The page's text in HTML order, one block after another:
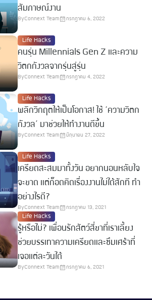
สัมภาษณ์งาน
ByConnext Team กรกฎาคม 6, 2022
Life Hacks
คนรุ่น Millennials Gen Z และความ
วิตกกังวลจากรุ่นสู่รุ่น
ByConnext Team กรกฎาคม 4, 2022
Life Hacks
พลิกวิกฤตให้เป็นโอกาส! ใช้ ‘ความวิตก
กังวล’ มาช่วยให้ทำงานดีขึ้น
ByConnext Team มิถุนายน 27, 2022
Life Hacks
เครียดสะสมมาทั้งวัน อยากนอนหลับใจ
จะขาด แต่ก็อดคิดเรื่องงานไม่ได้สักที ทำ
อย่างไรดี?
ByConnext Team กรกฎาคม 13, 2021
Life Hacks
รู้หรือไม่? เพื่อนรักสัตว์สี่ขาที่เราเลี้ยง
ช่วยบรรเทาความเครียดและซึมเศร้าที่
เจอแต่ละวันได้
ByConnext Team กรกฎาคม 6, 2021